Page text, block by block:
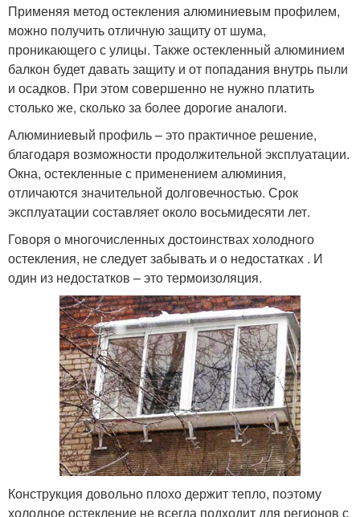
Применяя метод остекления алюминиевым профилем,
можно получить отличную защиту от шума,
проникающего с улицы. Также остекленный алюминием
балкон будет давать защиту и от попадания внутрь пыли
и осадков. При этом совершенно не нужно платить
столько же, сколько за более дорогие аналоги.
Алюминиевый профиль – это практичное решение,
благодаря возможности продолжительной эксплуатации.
Окна, остекленные с применением алюминия,
отличаются значительной долговечностью. Срок
эксплуатации составляет около восьмидесяти лет.
Говоря о многочисленных достоинствах холодного
остекления, не следует забывать и о недостатках . И
один из недостатков – это термоизоляция.
Конструкция довольно плохо держит тепло, поэтому
холодное остекление не всегда подходит для регионов с